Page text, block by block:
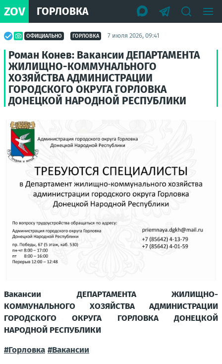
ZOV ГОРЛОВКА
ОФИЦИАЛЬНО ГОРЛОВКА 7 июля 2026, 09:41
Роман Конев: Вакансии ДЕПАРТАМЕНТА
ЖИЛИЩНО-КОММУНАЛЬНОГО
ХОЗЯЙСТВА АДМИНИСТРАЦИИ
ГОРОДСКОГО ОКРУГА ГОРЛОВКА
ДОНЕЦКОЙ НАРОДНОЙ РЕСПУБЛИКИ
Вакансии ДЕПАРТАМЕНТА ЖИЛИЩНО-
КОММУНАЛЬНОГО ХОЗЯЙСТВА АДМИНИСТРАЦИИ
ГОРОДСКОГО ОКРУГА ГОРЛОВКА ДОНЕЦКОЙ
НАРОДНОЙ РЕСПУБЛИКИ
#Горловка #Вакансии